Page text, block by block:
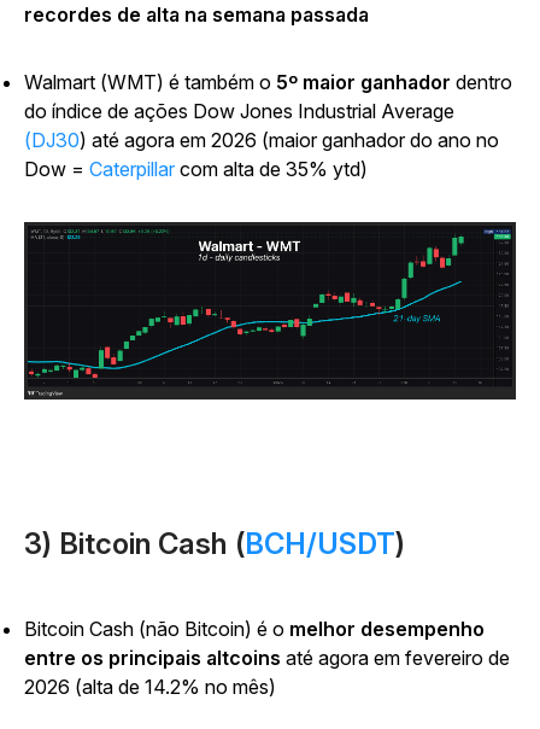
recordes de alta na semana passada
Walmart (WMT) é também o 5º maior ganhador dentro
do índice de ações Dow Jones Industrial Average
(DJ30) até agora em 2026 (maior ganhador do ano no
Dow = Caterpillar com alta de 35% ytd)
3) Bitcoin Cash (BCH/USDT)
Bitcoin Cash (não Bitcoin) é o melhor desempenho
entre os principais altcoins até agora em fevereiro de
2026 (alta de 14.2% no mês)